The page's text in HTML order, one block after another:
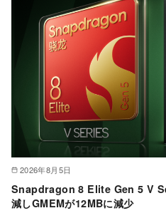
2026年8月5日
Snapdragon 8 Elite Gen 5 V
減しGMEMが12MBに減少